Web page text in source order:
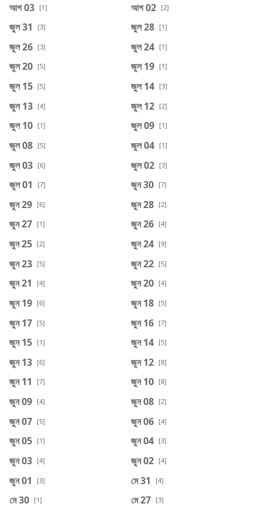
আগ 03 [1] আগ 02 [2]
জুল 31 [3] জুল 28 [1]
জুল 26 [3] জুল 24 [1]
জুল 20 [5] জুল 19 [1]
জুল 15 [5] জুল 14 [3]
জুল 13 [4] জুল 12 [2]
জুল 10 [1] জুল 09 [1]
জুল 08 [5] জুল 04 [1]
জুল 03 [6] জুল 02 [3]
জুল 01 [7] জুন 30 [7]
জুন 29 [6] জুন 28 [2]
জুন 27 [1] জুন 26 [4]
জুন 25 [2] জুন 24 [9]
জুন 23 [5] জুন 22 [5]
জুন 21 [4] জুন 20 [4]
জুন 19 [6] জুন 18 [5]
জুন 17 [5] জুন 16 [7]
জুন 15 [1] জুন 14 [5]
জুন 13 [6] জুন 12 [8]
জুন 11 [7] জুন 10 [8]
জুন 09 [4] জুন 08 [2]
জুন 07 [5] জুন 06 [4]
জুন 05 [1] জুন 04 [3]
জুন 03 [4] জুন 02 [4]
জুন 01 [3] মে 31 [4]
মে 30 [1] মে 27 [3]